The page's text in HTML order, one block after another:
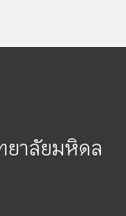
ยาลัยมหิดล